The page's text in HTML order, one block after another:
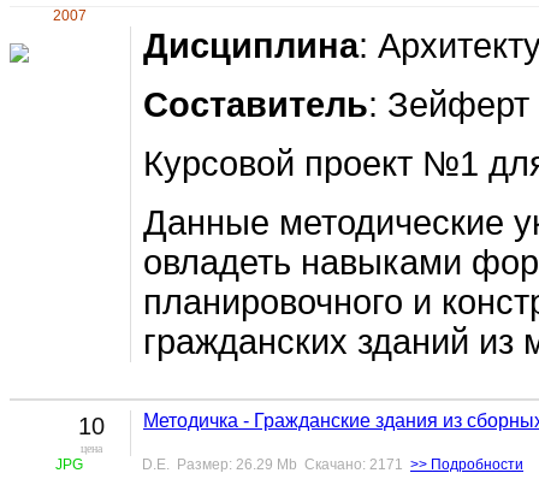
2007
Дисциплина:
Составитель:
Курсовой проект №1
Данные методические
овладеть навыками
планировочного и
гражданских зданий из
10
цена
JPG
Методичка - Гражданские здания из
D.E. Размер: 26.29 Mb Скачано: 2171 >> Подробности